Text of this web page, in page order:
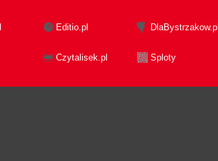
Editio.pl DlaBystrzakow.pl
Czytalisek.pl Sploty